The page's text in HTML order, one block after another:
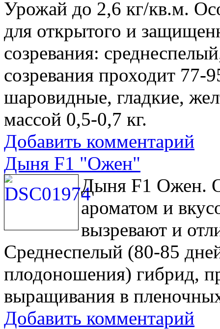
Урожай до 2,6 кг/кв.м.
для открытого и
созревания:
созревания проходит
шаровидные, гладкие,
массой 0,5-0,7 кг.
Добавить комментарий
Дыня F1 "Ожен"
Дыня F1 Ожен.
ароматом и
вызревают и
Среднеспелый (80-85
плодоношения) гибрид,
выращивания в
Добавить комментарий